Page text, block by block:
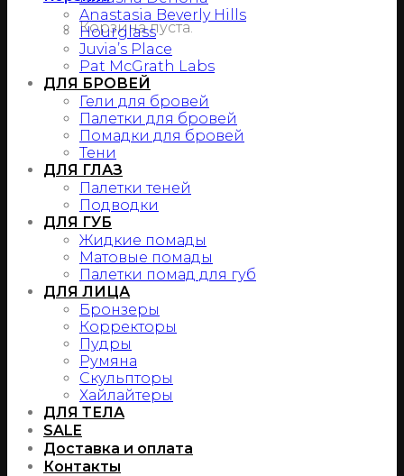
Корзина пуста.
Anastasia Beverly Hills
Hourglass
Juvia’s Place
Pat McGrath Labs
ДЛЯ БРОВЕЙ
Гели для бровей
Палетки для бровей
Помадки для бровей
Тени
ДЛЯ ГЛАЗ
Палетки теней
Подводки
ДЛЯ ГУБ
Жидкие помады
Матовые помады
Палетки помад для губ
ДЛЯ ЛИЦА
Бронзеры
Корректоры
Пудры
Румяна
Скульпторы
Хайлайтеры
ДЛЯ ТЕЛА
SALE
Доставка и оплата
Контакты